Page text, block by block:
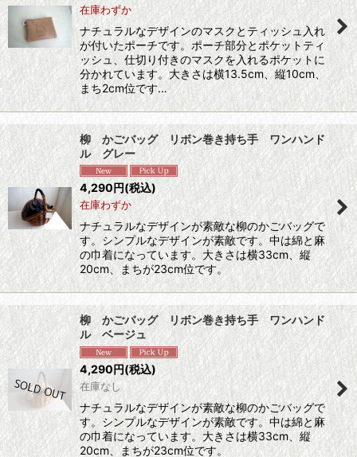
在庫わずか
ナチュラルなデザインのマスクとティッシュ入れ
が付いたポーチです。ポーチ部分とポケットティ
ッシュ、仕切り付きのマスクを入れるポケットに
分かれています。大きさは横13.5cm、縦10cm、
まち2cm位です…
柳 かごバッグ リボン巻き持ち手 ワンハンド
ル グレー
4,290円(税込)
在庫わずか
ナチュラルなデザインが素敵な柳のかごバッグで
す。シンプルなデザインが素敵です。中は綿と麻
の巾着になっています。大きさは横33cm、縦
20cm、まちが23cm位です。
柳 かごバッグ リボン巻き持ち手 ワンハンド
ル ベージュ
4,290円(税込)
在庫なし
ナチュラルなデザインが素敵な柳のかごバッグで
す。シンプルなデザインが素敵です。中は綿と麻
の巾着になっています。大きさは横33cm、縦
20cm、まちが23cm位です。